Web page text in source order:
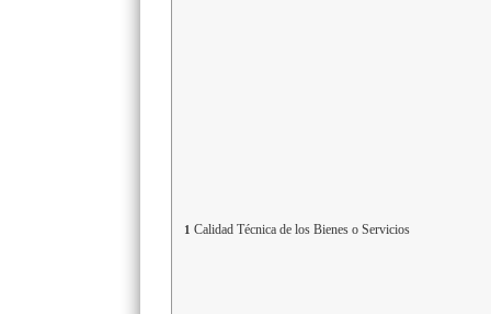
1 Calidad Técnica de los Bienes o Servicios